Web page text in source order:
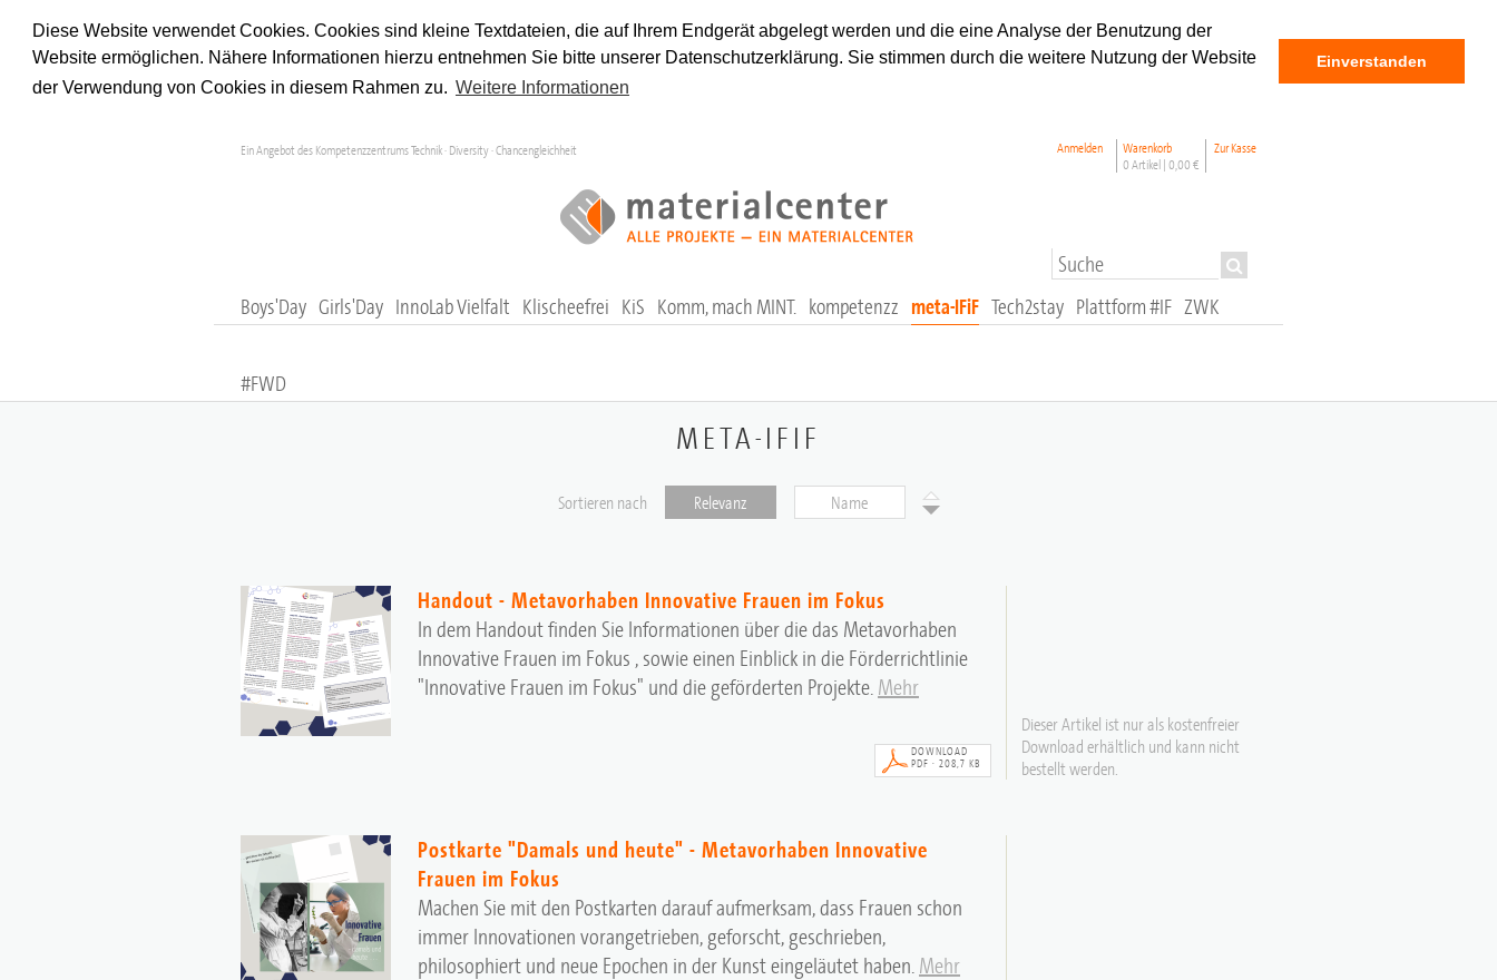
Diese Website verwendet Cookies. Cookies sind kleine Textdateien, die auf Ihrem Endgerät abgelegt werden und die eine Analyse der Benutzung der
Website ermöglichen. Nähere Informationen hierzu entnehmen Sie bitte unserer Datenschutzerklärung. Sie stimmen durch die weitere Nutzung der Website
der Verwendung von Cookies in diesem Rahmen zu. Weitere Informationen
Einverstanden
Ein Angebot des Kompetenzzentrums Technik · Diversity · Chancengleichheit Anmelden
Warenkorb
0 Artikel | 0,00 €
Zur Kasse
Boys'Day Girls'Day InnoLab Vielfalt Klischeefrei KiS Komm, mach MINT. kompetenzz meta-IFiF Tech2stay Plattform #IF ZWK
#FWD
META-IFIF
Sortieren nach Relevanz Name
Handout - Metavorhaben Innovative Frauen im Fokus
In dem Handout finden Sie Informationen über die das Metavorhaben
Innovative Frauen im Fokus , sowie einen Einblick in die Förderrichtlinie
"Innovative Frauen im Fokus" und die geförderten Projekte. Mehr
DOWNLOAD
PDF · 208,7 KB
Dieser Artikel ist nur als kostenfreier
Download erhältlich und kann nicht
bestellt werden.
Postkarte "Damals und heute" - Metavorhaben Innovative
Frauen im Fokus
Machen Sie mit den Postkarten darauf aufmerksam, dass Frauen schon
immer Innovationen vorangetrieben, geforscht, geschrieben,
philosophiert und neue Epochen in der Kunst eingeläutet haben. Mehr